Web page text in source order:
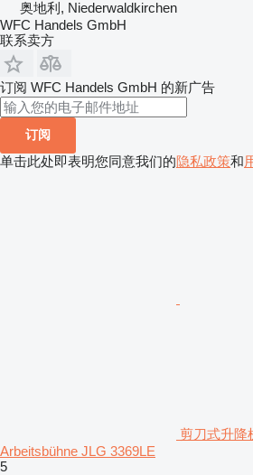
奥地利, Niederwaldkirchen
WFC Handels GmbH
联系卖方
订阅 WFC Handels GmbH 的新广告
订阅
单击此处即表明您同意我们的隐私政策和
剪刀式升降
Arbeitsbühne JLG 3369LE
5